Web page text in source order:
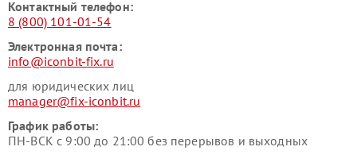
Контактный телефон:
8 (800) 101-01-54
Электронная почта:
info@iconbit-fix.ru
для юридических лиц
manager@fix-iconbit.ru
График работы:
ПН-ВСК с 9:00 до 21:00 без перерывов и выходных